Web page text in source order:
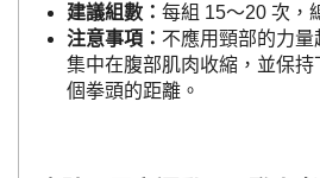
建議組數： 每組 15～20 次，
注意事項： 不應用頸部的力
集中在腹部肌肉收縮，並保
個拳頭的距離。